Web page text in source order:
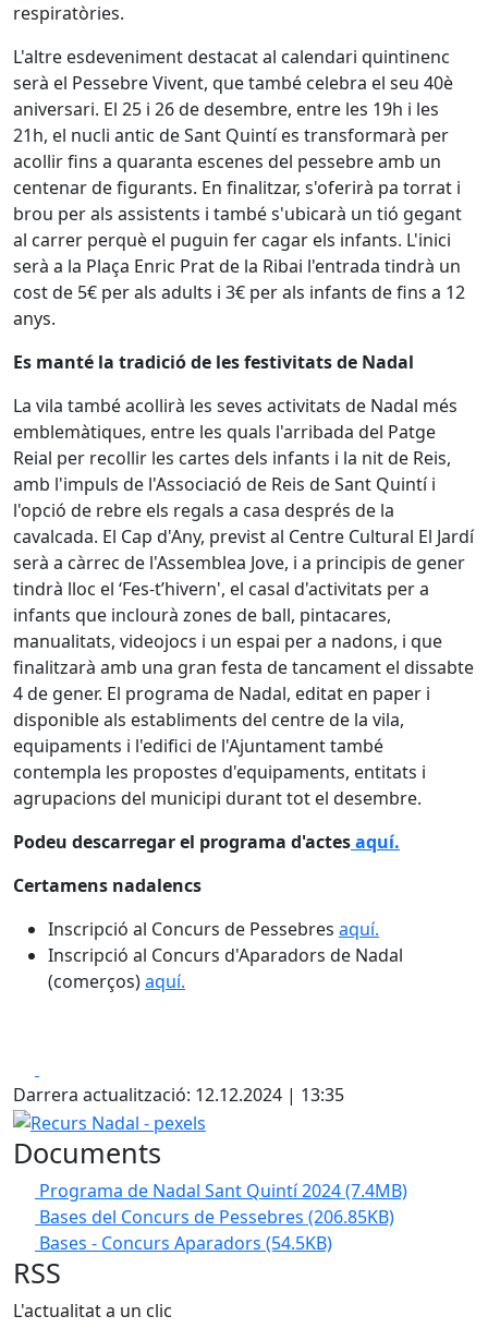
respiratòries.
L'altre esdeveniment destacat al calendari quintinenc
serà el Pessebre Vivent, que també celebra el seu 40è
aniversari. El 25 i 26 de desembre, entre les 19h i les
21h, el nucli antic de Sant Quintí es transformarà per
acollir fins a quaranta escenes del pessebre amb un
centenar de figurants. En finalitzar, s'oferirà pa torrat i
brou per als assistents i també s'ubicarà un tió gegant
al carrer perquè el puguin fer cagar els infants. L'inici
serà a la Plaça Enric Prat de la Ribai l'entrada tindrà un
cost de 5€ per als adults i 3€ per als infants de fins a 12
anys.
Es manté la tradició de les festivitats de Nadal
La vila també acollirà les seves activitats de Nadal més
emblemàtiques, entre les quals l'arribada del Patge
Reial per recollir les cartes dels infants i la nit de Reis,
amb l'impuls de l'Associació de Reis de Sant Quintí i
l'opció de rebre els regals a casa després de la
cavalcada. El Cap d'Any, previst al Centre Cultural El Jardí
serà a càrrec de l'Assemblea Jove, i a principis de gener
tindrà lloc el ‘Fes-t’hivern', el casal d'activitats per a
infants que inclourà zones de ball, pintacares,
manualitats, videojocs i un espai per a nadons, i que
finalitzarà amb una gran festa de tancament el dissabte
4 de gener. El programa de Nadal, editat en paper i
disponible als establiments del centre de la vila,
equipaments i l'edifici de l'Ajuntament també
contempla les propostes d'equipaments, entitats i
agrupacions del municipi durant tot el desembre.
Podeu descarregar el programa d'actesaquí.
Certamens nadalencs
Inscripció al Concurs de Pessebres aquí.
Inscripció al Concurs d'Aparadors de Nadal
(comerços)aquí.
Darrera actualització: 12.12.2024 | 13:35
Recurs Nadal - pexels
Documents
Programa de Nadal Sant Quintí 2024(7.4MB)
Bases del Concurs de Pessebres (206.85KB)
Bases - Concurs Aparadors (54.5KB)
RSS
L'actualitat a un clic